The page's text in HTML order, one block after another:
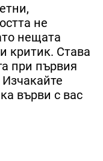
не
нещата
критик. Става
при първия
върви с вас